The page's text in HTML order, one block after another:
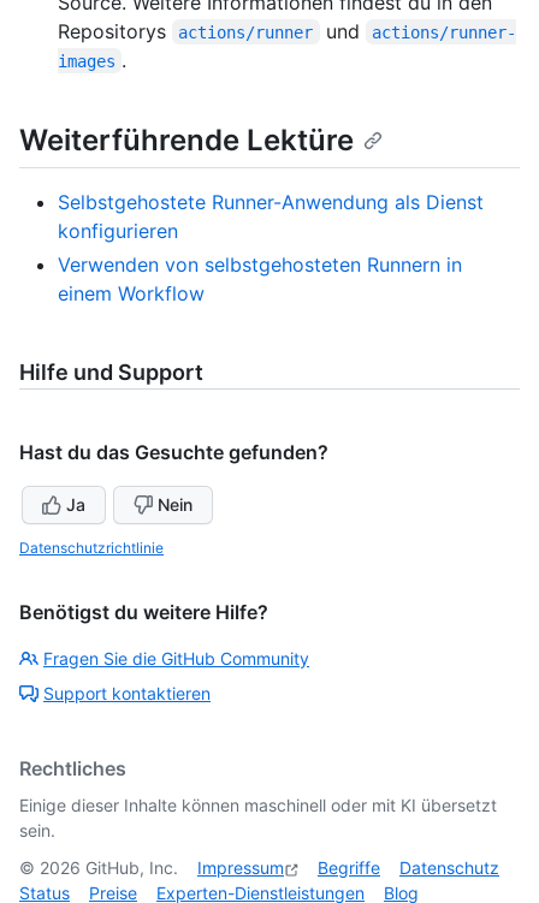
Repositorys
actions/runner und
actions/runner-
images .
Weiterführende Lektüre
Selbstgehostete Runner-Anwendung als Dienst
konfigurieren
Verwenden von selbstgehosteten Runnern in
einem Workflow
Hilfe und Support
Hast du das Gesuchte gefunden?
Ja Nein
Datenschutzrichtlinie
Benötigst du weitere Hilfe?
Fragen Sie die GitHub Community
Support kontaktieren
Rechtliches
Einige dieser Inhalte können maschinell oder mit KI übersetzt
sein.
© 2026 GitHub, Inc. Impressum Begriffe
Datenschutz
Status
Preise Experten-Dienstleistungen Blog